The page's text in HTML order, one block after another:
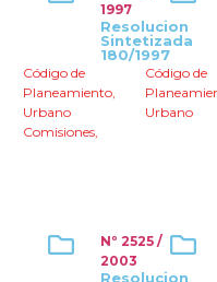
1997
Resolucion
Sintetizada
180/1997
Código de
Planeamiento
Urbano
,
Comisiones,
Código de
Urbano
Nº 2525 /
2003
Resolucion